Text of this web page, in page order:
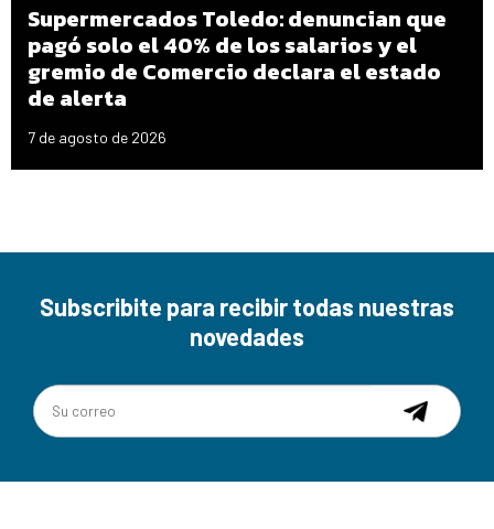
Supermercados Toledo: denuncian que
pagó solo el 40% de los salarios y el
gremio de Comercio declara el estado
de alerta
7 de agosto de 2026
Subscribite para recibir todas nuestras
novedades